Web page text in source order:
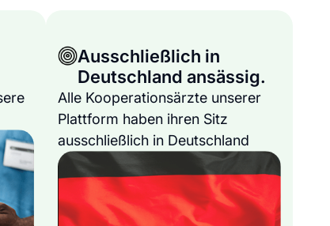
Ausschließlich in
Deutschland ansässig.
Alle Kooperationsärzte unserer
Plattform haben ihren Sitz
ausschließlich in Deutschland